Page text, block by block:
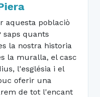
aquesta poblaciò
saps quants
la nostra historia
la muralla, el casc
l'església i el
oferir una
de tot l'encant